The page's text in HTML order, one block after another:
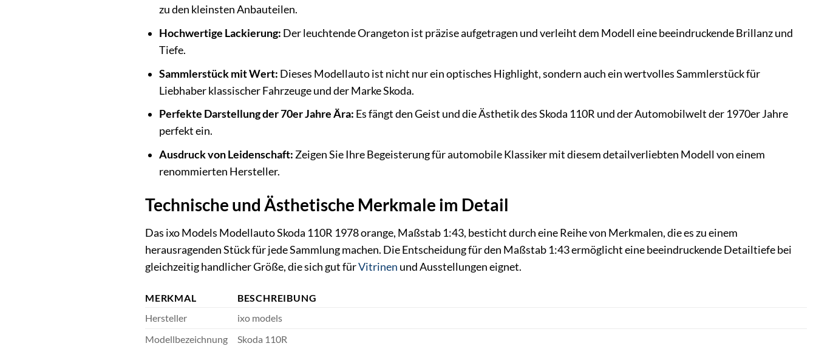
zu den kleinsten Anbauteilen.
Hochwertige Lackierung: Der leuchtende Orangeton ist präzise aufgetragen und verleiht dem Modell eine beeindruckende Brillanz und
Tiefe.
Sammlerstück mit Wert: Dieses Modellauto ist nicht nur ein optisches Highlight, sondern auch ein wertvolles Sammlerstück für
Liebhaber klassischer Fahrzeuge und der Marke Skoda.
Perfekte Darstellung der 70er Jahre Ära: Es fängt den Geist und die Ästhetik des Skoda 110R und der Automobilwelt der 1970er Jahre
perfekt ein.
Ausdruck von Leidenschaft: Zeigen Sie Ihre Begeisterung für automobile Klassiker mit diesem detailverliebten Modell von einem
renommierten Hersteller.
Technische und Ästhetische Merkmale im Detail
Das ixo Models Modellauto Skoda 110R 1978 orange, Maßstab 1:43, besticht durch eine Reihe von Merkmalen, die es zu einem
herausragenden Stück für jede Sammlung machen. Die Entscheidung für den Maßstab 1:43 ermöglicht eine beeindruckende Detailtiefe bei
gleichzeitig handlicher Größe, die sich gut fürVitrinen und Ausstellungen eignet.
MERKMAL
BESCHREIBUNG
Hersteller
ixo models
Modellbezeichnung
Skoda 110R